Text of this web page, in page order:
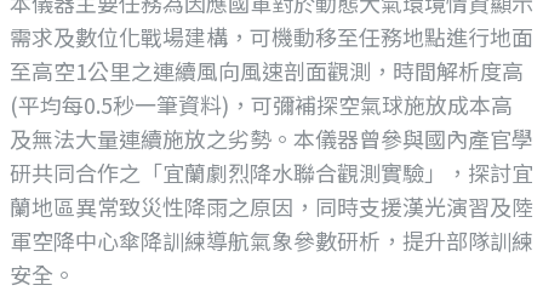
需求及數位化戰場建構，可機動移至任務地點進行地面
至高空1公里之連續風向風速剖面觀測，時間解析度高
(平均每0.5秒一筆資料)，可彌補探空氣球施放成本高
及無法大量連續施放之劣勢。本儀器曾參與國內產官學
研共同合作之「宜蘭劇烈降水聯合觀測實驗」，探討宜
蘭地區異常致災性降雨之原因，同時支援漢光演習及陸
軍空降中心傘降訓練導航氣象參數研析，提升部隊訓練
安全。